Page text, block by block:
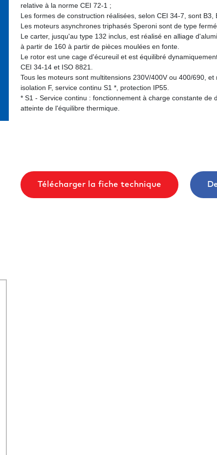
relative à la norme CEI 72-1 ;
Les formes de construction réalisées, selon CEI 34-7, sont B3,
Les moteurs asynchrones triphasés Speroni sont de type
Le carter, jusqu'au type 132 inclus, est réalisé en alliage
à partir de 160 à partir de pièces moulées en fonte.
Le rotor est une cage d'écureuil et est équilibré
CEI 34-14 et ISO 8821.
Tous les moteurs sont multitensions 230V/400V ou 400/690, et
isolation F, service continu S1 *, protection IP55.
* S1 - Service continu : fonctionnement à charge constante de
atteinte de l'équilibre thermique.
Télécharger la fiche technique